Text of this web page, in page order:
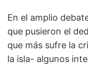
En el amplio
que pusieron el
que más sufre la
la isla- algunos